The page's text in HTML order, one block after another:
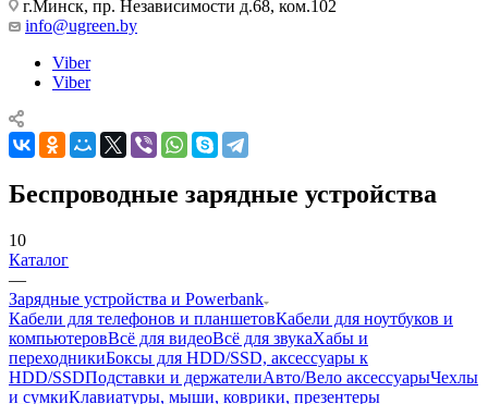
г.Минск, пр. Независимости д.68, ком.102
info@ugreen.by
Viber
Viber
Беспроводные зарядные устройства
10
Каталог
—
Зарядные устройства и Powerbank
Кабели для телефонов и планшетовКабели для ноутбуков и
компьютеровВсё для видеоВсё для звукаХабы и
переходникиБоксы для HDD/SSD, аксессуары к
HDD/SSDПодставки и держателиАвто/Вело аксессуарыЧехлы
и сумкиКлавиатуры, мыши, коврики, презентеры